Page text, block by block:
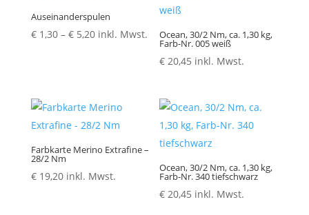
Auseinanderspulen
€1,30 – €5,20Preisspanne:
inkl. Mwst. Ocean, 30/2 Nm, ca. 1,30 kg,
Farb-Nr. 005 weiß
€ 20,45 inkl. Mwst.
Farbkarte Merino Extrafine –
28/2 Nm
€19,20 inkl. Mwst.
Ocean, 30/2 Nm, ca. 1,30 kg,
Farb-Nr. 340 tiefschwarz
€ 20,45 inkl. Mwst.